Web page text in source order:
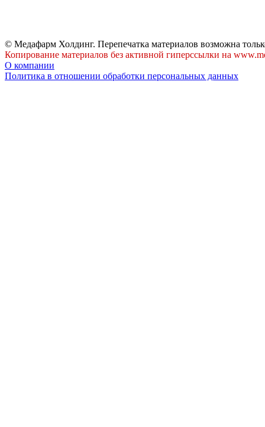
© Медафарм Холдинг. Перепечатка материалов возможна
Копирование материалов без активной гиперссылки на
О компании
Политика в отношении обработки персональных данных